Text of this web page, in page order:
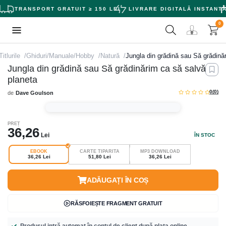
TRANSPORT GRATUIT ≥ 150 LEI LIVRARE DIGITALĂ INSTANTĂ
0
Ghiduri/Manuale/Hobby Natură Jungla din grădină sau Să
Jungla din grădină sau Să grădinărim ca să salvăm
planeta
de Dave Goulson 0(0)
PREȚ
36,26 Lei ÎN STOC
EBOOK
36,26 Lei
CARTE TIPARITA
51,80 Lei
MP3 DOWNLOAD
36,26 Lei
ADĂUGAȚI ÎN COȘ
RĂSFOIEȘTE FRAGMENT GRATUIT